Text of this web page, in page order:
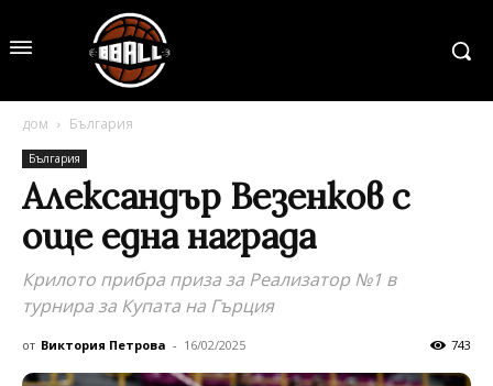
дом България
България
Александър Везенков с
още една награда
Крилото прибра приза за Реализатор №1 в
турнира за Купата на Гърция
от Виктория Петрова - 16/02/2025 743